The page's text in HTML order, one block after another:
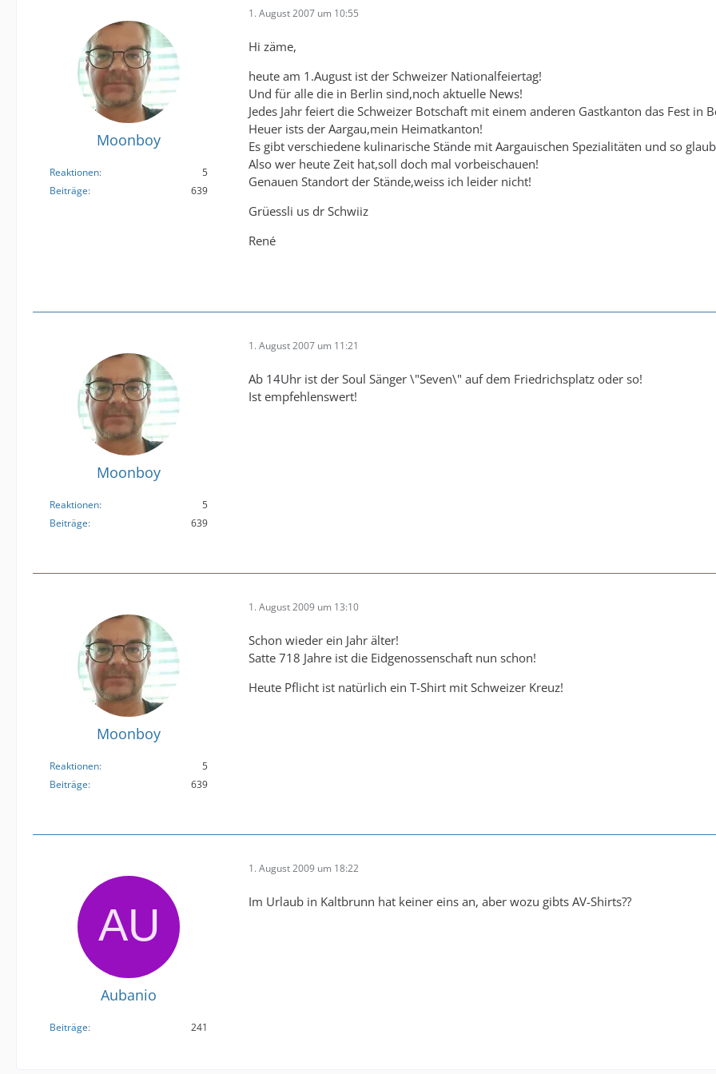
Moonboy
Reaktionen
5
Beiträge
639
1. August 2007 um 10:55
Hi zäme,
heute am 1.August ist der Schweizer Nationalfeiertag!
Und für alle die in Berlin sind,noch aktuelle News!
Jedes Jahr feiert die Schweizer Botschaft mit einem anderen Gastkanton das Fest in
Heuer ists der Aargau,mein Heimatkanton!
Es gibt verschiedene kulinarische Stände mit Aargauischen Spezialitäten und so
Also wer heute Zeit hat,soll doch mal vorbeischauen!
Genauen Standort der Stände,weiss ich leider nicht!
Grüessli us dr Schwiiz
René
Moonboy
Reaktionen
5
Beiträge
639
1. August 2007 um 11:21
Ab 14Uhr ist der Soul Sänger \"Seven\" auf dem Friedrichsplatz oder so!
Ist empfehlenswert!
Moonboy
Reaktionen
5
Beiträge
639
1. August 2009 um 13:10
Schon wieder ein Jahr älter!
Satte 718 Jahre ist die Eidgenossenschaft nun schon!
Heute Pflicht ist natürlich ein T-Shirt mit Schweizer Kreuz!
Aubanio
Beiträge 241
1. August 2009 um 18:22
Im Urlaub in Kaltbrunn hat keiner eins an, aber wozu gibts AV-Shirts??